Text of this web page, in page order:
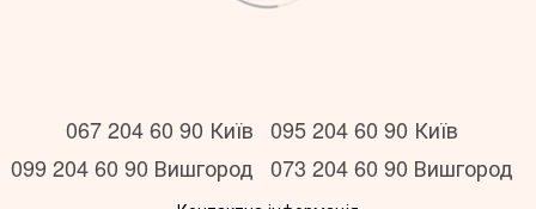
067 204 60 90 Київ 095 204 60 90 Київ
099 204 60 90 Вишгород 073 204 60 90 Вишгород